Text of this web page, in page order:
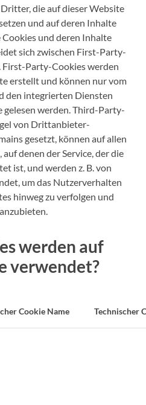
die auf dieser Website
und auf deren Inhalte
und deren Inhalte
sich zwischen First-Party-
Party-Cookies werden
erstellt und können nur vom
den integrierten Diensten
werden. Third-Party-
von Drittanbieter-
gesetzt, können auf allen
denen der Service, der die
ist, und werden z. B. von
um das Nutzerverhalten
hinweg zu verfolgen und
werden auf
verwendet?
Cookie Name Technischer